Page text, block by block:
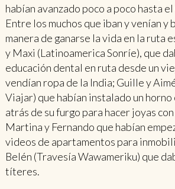
habían avanzado poco a poco hasta
Entre los muchos que iban y venían y
manera de ganarse la vida en la ruta
y Maxi (Latinoamerica Sonríe), que
educación dental en ruta desde un
vendían ropa de la India; Guille y
Viajar) que habían instalado un
atrás de su furgo para hacer joyas
Martina y Fernando que habían
videos de apartamentos para
Belén (Travesía Wawameriku) que
títeres.